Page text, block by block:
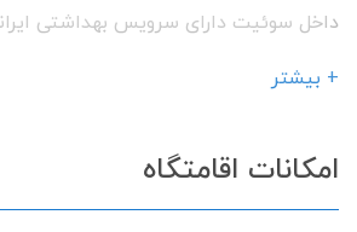
داخل سوئیت دارای سرویس بهداشتی
به صورت مشترک. پارکینگ دوربین مدار
به حرم و مناطق تاریخی شیراز و خیابان
+ بیشتر
امکانات اقامتگاه